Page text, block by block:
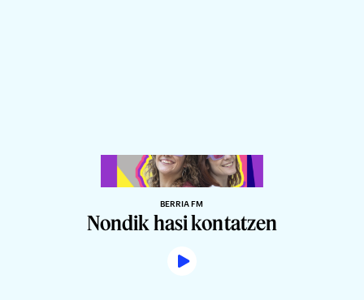
BERRIA FM
Nondik hasi kontatzen